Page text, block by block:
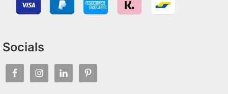
Socials